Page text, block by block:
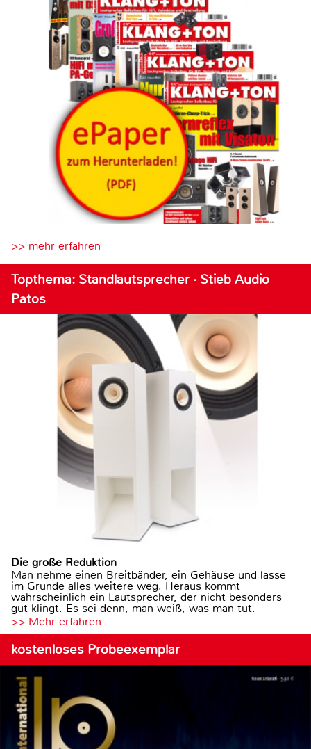
>> mehr erfahren
Topthema: Standlautsprecher · Stieb Audio
Patos
Die große Reduktion
Man nehme einen Breitbänder, ein Gehäuse und lasse
im Grunde alles weitere weg. Heraus kommt
wahrscheinlich ein Lautsprecher, der nicht besonders
gut klingt. Es sei denn, man weiß, was man tut.
>> Mehr erfahren
kostenloses Probeexemplar